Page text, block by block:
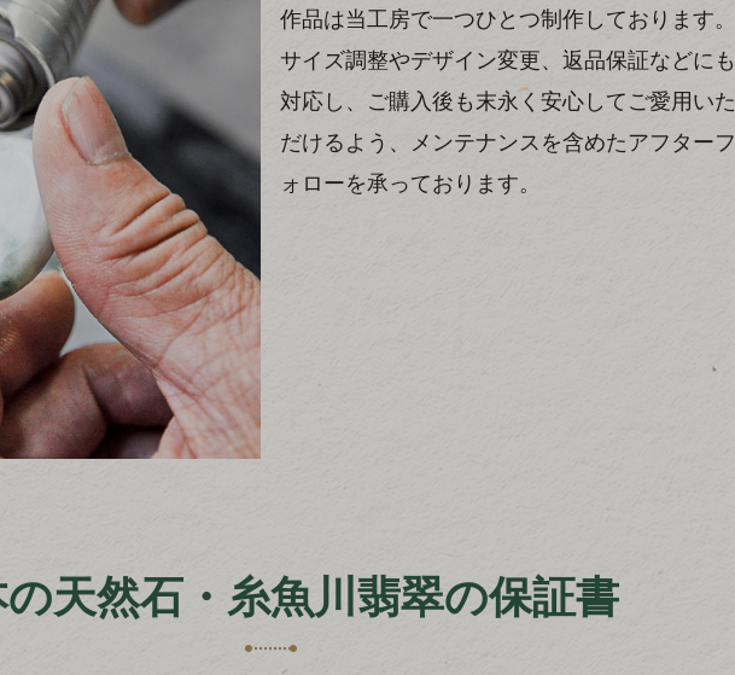
作品は当工房で一つひとつ制作しております。
サイズ調整やデザイン変更、返品保証などにも
対応し、ご購入後も末永く安心してご愛用いた
だけるよう、メンテナンスを含めたアフターフ
ォローを承っております。
天然石・糸魚川翡翠の保証書